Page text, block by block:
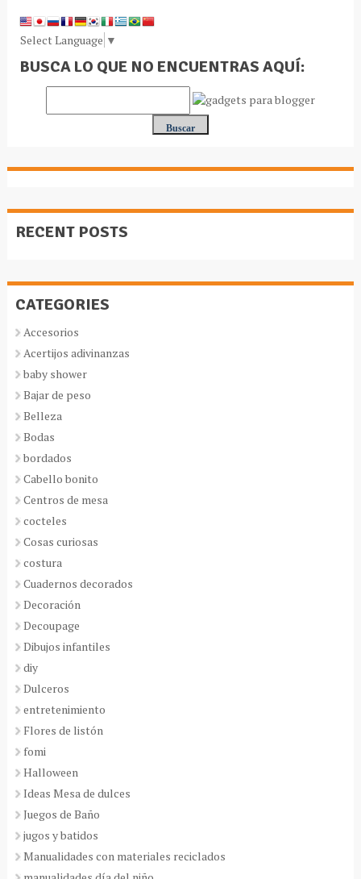
Select Language ▼
BUSCA LO QUE NO ENCUENTRAS AQUÍ:
RECENT POSTS
CATEGORIES
Accesorios
Acertijos adivinanzas
baby shower
Bajar de peso
Belleza
Bodas
bordados
Cabello bonito
Centros de mesa
cocteles
Cosas curiosas
costura
Cuadernos decorados
Decoración
Decoupage
Dibujos infantiles
diy
Dulceros
entretenimiento
Flores de listón
fomi
Halloween
Ideas Mesa de dulces
Juegos de Baño
jugos y batidos
Manualidades con materiales reciclados